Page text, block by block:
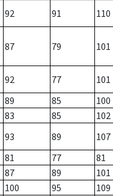
92 91 110
87 79 101
92 77 101
89 85 100
83 85 102
93 89 107
81 77 81
87 89 101
100 95 109